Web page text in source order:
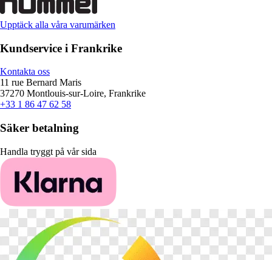
Upptäck alla våra varumärken
Kundservice i Frankrike
Kontakta oss
11 rue Bernard Maris
37270 Montlouis-sur-Loire, Frankrike
+33 1 86 47 62 58
Säker betalning
Handla tryggt på vår sida